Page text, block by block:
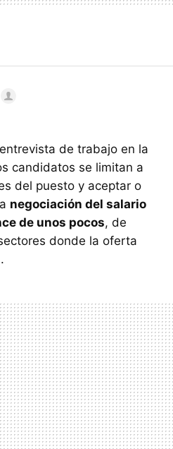
de trabajo en la
candidatos se limitan a
del puesto y aceptar o
negociación del salario
de unos pocos, de
donde la oferta